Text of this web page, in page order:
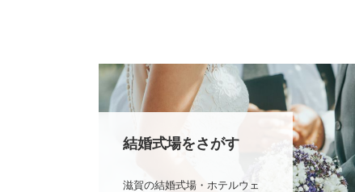
結婚式場をさがす
滋賀の結婚式場・ホテルウェ